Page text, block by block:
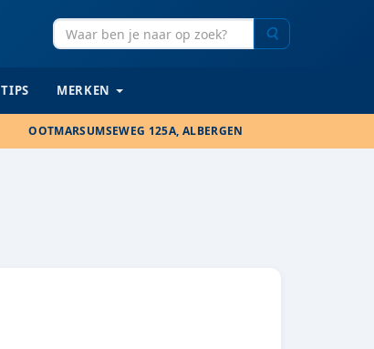
TIPS MERKEN
OOTMARSUMSEWEG 125A, ALBERGEN